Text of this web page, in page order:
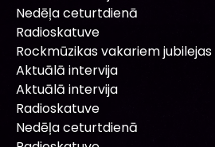
Nedēļa ceturtdienā
Radioskatuve
Rockmūzikas vakariem
Aktuālā intervija
Aktuālā intervija
Radioskatuve
Nedēļa ceturtdienā